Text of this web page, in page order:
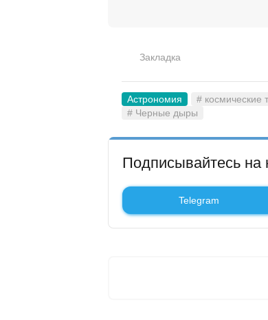
Закладка
Астрономия # космические
# Черные дыры
Подписывайтесь на
Telegram